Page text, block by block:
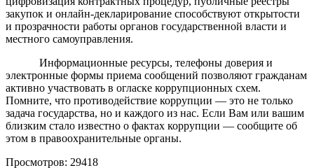
закупок и онлайн-декларирование способствуют открытости
и прозрачности работы органов государственной власти и
местного самоуправления.
Информационные ресурсы, телефоны доверия и
электронные формы приема сообщений позволяют гражданам
активно участвовать в огласке коррупционных схем.
Помните, что противодействие коррупции — это не только
задача государства, но и каждого из нас. Если Вам или вашим
близким стало известно о фактах коррупции — сообщите об
этом в правоохранительные органы.
Просмотров: 29418